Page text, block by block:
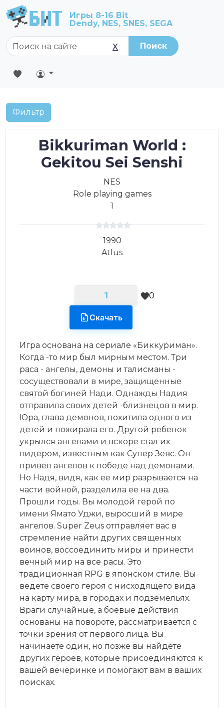
Игры 8-16 Bit
Dendy, NES, SNES, SEGA
Поиск
X
Фильтр
Bikkuriman World :
Gekitou Sei Senshi
NES
Role playing games
1
1990
Atlus
Скачать
1 0
Игра основана на сериале «Биккуриман».
Когда -то мир был мирным местом. Три
раса - ангелы, демоны и талисманы -
сосуществовали в мире, защищенные
святой богиней Нади. Однажды Надия
отправила своих детей -близнецов в мир.
Юра, глава демонов, похитила одного из
детей и пожирала его. Другой ребенок
укрылся ангелами и вскоре стал их
лидером, известным как Супер Зевс. Он
привел ангелов к победе над демонами.
Но Надя, видя, как ее мир разрывается на
части войной, разделила ее на два.
Прошли годы. Вы молодой герой по
имени Ямато Уджи, выросший в мире
ангелов. Super Zeus отправляет вас в
стремление найти других священных
воинов, воссоединить миры и принести
вечный мир на все расы. Это
традиционная RPG в японском стиле. Вы
ведете своего героя с нисходящего вида
на карту мира, в городах и подземельях.
Враги случайные, а боевые действия
основаны на повороте, рассматривается с
точки зрения от первого лица. Вы
начинаете один, но позже вы найдете
других героев, которые присоединяются к
вашей вечеринке и помогают вам в ваших
поисках.